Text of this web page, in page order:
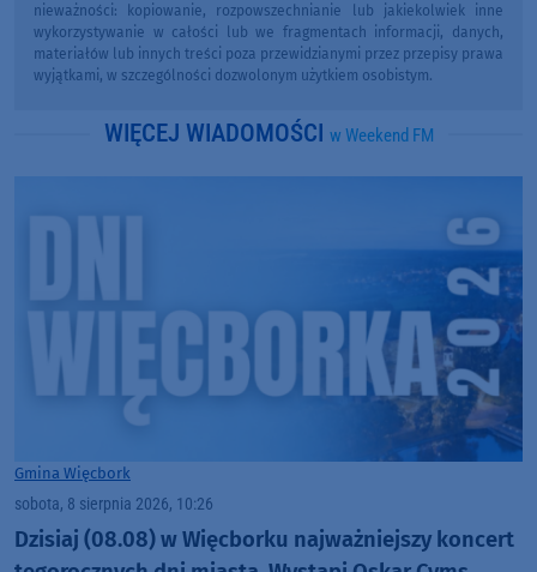
nieważności: kopiowanie, rozpowszechnianie lub jakiekolwiek inne
wykorzystywanie w całości lub we fragmentach informacji, danych,
materiałów lub innych treści poza przewidzianymi przez przepisy prawa
wyjątkami, w szczególności dozwolonym użytkiem osobistym.
WIĘCEJ WIADOMOŚCI w Weekend FM
Gmina Więcbork
sobota, 8 sierpnia 2026, 10:26
Dzisiaj (08.08) w Więcborku najważniejszy koncert